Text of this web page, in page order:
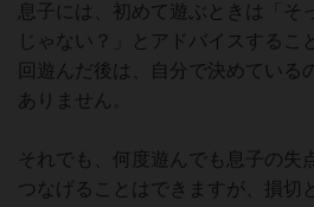
息子には、初めて遊ぶときは「そ
じゃない？」とアドバイスするこ
回遊んだ後は、自分で決めている
ありません。
それでも、何度遊んでも息子の失
つなげることはできますが、損切